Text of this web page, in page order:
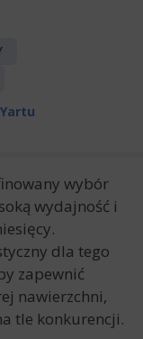
Yartu
wybór
wydajność i
dla tego
zapewnić
nawierzchni,
tle konkurencji.